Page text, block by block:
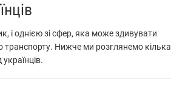
і однією зі сфер, яка може здивувати
транспорту. Нижче ми розглянемо кілька